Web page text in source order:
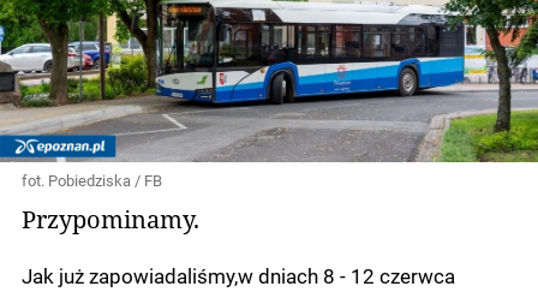
fot. Pobiedziska / FB
Przypominamy.
Jak już zapowiadaliśmy,w dniach 8 - 12 czerwca